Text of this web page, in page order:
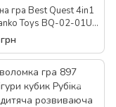
гра Best Quest 4in1
Toys BQ-02-01U
розвиваючі
дітей і дорослих